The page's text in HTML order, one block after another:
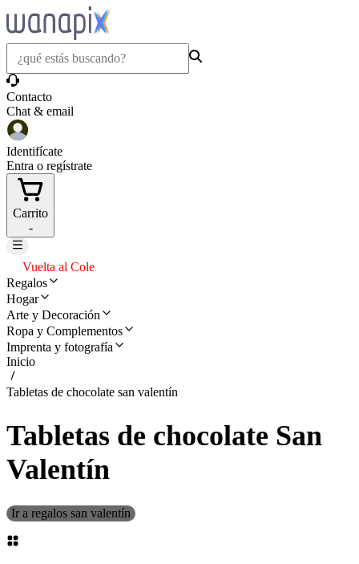
Contacto
Chat & email
Identifícate
Entra o regístrate
Carrito
-
Vuelta al Cole
Regalos
Hogar
Arte y Decoración
Ropa y Complementos
Imprenta y fotografía
Inicio
Tabletas de chocolate san valentín
Tabletas de chocolate San
Valentín
Ir a regalos san valentín